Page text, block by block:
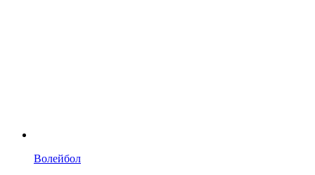
Волейбол